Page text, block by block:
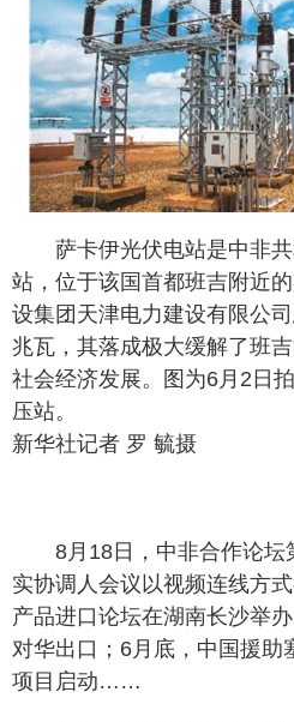
萨卡伊光伏电站是中非
站，位于该国首都班吉附近
设集团天津电力建设有限公
兆瓦，其落成极大缓解了班
社会经济发展。图为6月2日
压站。
新华社记者 罗 毓摄
8月18日，中非合作论
实协调人会议以视频连线方
产品进口论坛在湖南长沙举
对华出口；6月底，中国援助
项目启动……